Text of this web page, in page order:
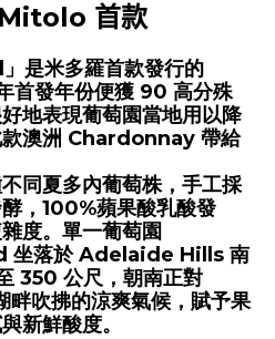
Mitolo 首款
是米多羅首款發行的
發年份便獲 90 高分殊
地表現葡萄園當地用以降
澳洲 Chardonnay 帶給
同夏多內葡萄株，手工採
，100%蘋果酸乳酸發
度。單一葡萄園
落於 Adelaide Hills 南
350 公尺，朝南正對
吹拂的涼爽氣候，賦予果
新鮮酸度。